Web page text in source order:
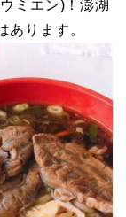
ミエン)！澎湖
あります。